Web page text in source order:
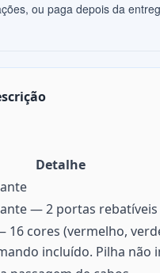
ou paga depois da
Detalhe
— 2 portas rebatíveis
16 cores (vermelho,
incluído. Pilha não